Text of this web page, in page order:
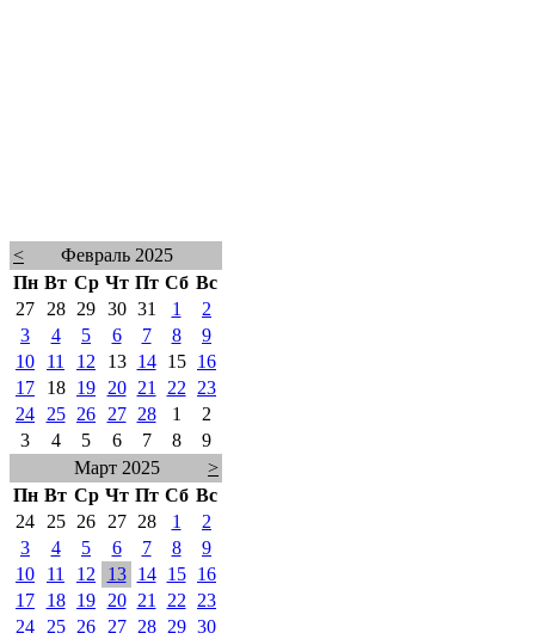
<
Февраль 2025
Пн Вт Ср Чт Пт Сб Вс
27
28 29 30 31 1
2
3
4 5 6 7 8
9
10
11 12 13 14 15
16
17
18 19 20 21 22
23
24
25 26 27 28 1
2
3
4 5 6 7 8
9
Март 2025
>
Пн Вт Ср Чт Пт Сб Вс
24
25 26 27 28 1
2
3
4 5 6 7 8
9
10
11 12 13 14 15
16
17
18 19 20 21 22
23
24
25 26 27 28 29 30